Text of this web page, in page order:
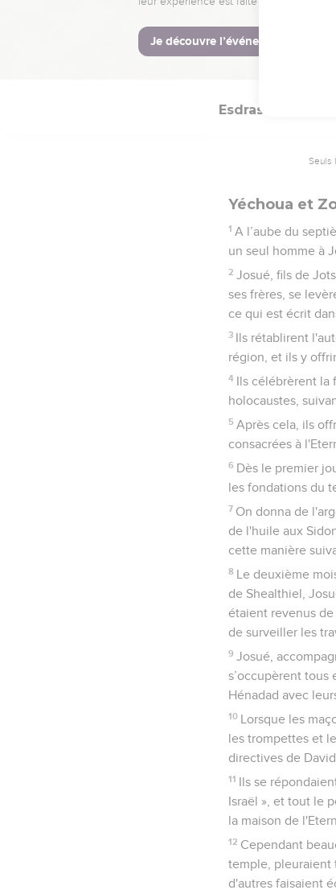
tuniques
70 Les prêtres et
temple
Esdras
Seuls
Yéchoua et
1 A l’aube du
un seul homme à
2 Josué, fils de
ses frères, se
ce qui est écrit
3 Ils rétablirent
région, et ils y
4 Ils célébrèrent la
holocaustes,
5 Après cela, ils
consacrées à
6 Dès le premier
les fondations du
7 On donna de
de l'huile aux
cette manière
8 Le deuxième
de Shealthiel,
étaient revenus
de surveiller les
9 Josué,
s’occupèrent tous
Hénadad avec
10 Lorsque les
les trompettes et
directives de
11 Ils se
Israël », et tout le
la maison de
12 Cependant
temple, pleuraient
d'autres faisaient